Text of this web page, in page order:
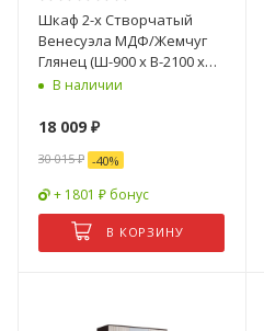
Шкаф 2-х Створчатый
Венесуэла МДФ/Жемчуг
Глянец (Ш-900 х В-2100 х
Г-570 мм)
В наличии
18 009 ₽
30 015₽ -40%
+ 1801 ₽ бонус
В КОРЗИНУ